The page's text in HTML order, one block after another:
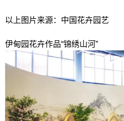
以上图片来源：中国花卉园艺
伊甸园花卉作品“锦绣山河”